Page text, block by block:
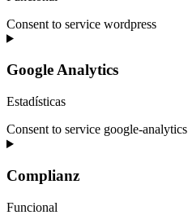
Consent to service wordpress
Google Analytics
Estadísticas
Consent to service google-analytics
Complianz
Funcional